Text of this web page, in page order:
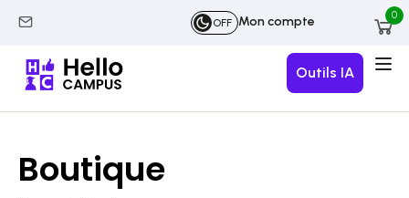
OFF Mon compte 0
Outils IA
Boutique